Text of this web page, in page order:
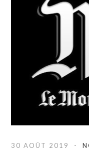
30 AOÛT 2019